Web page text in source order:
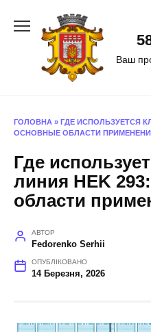
Ваш
ГОЛОВНА » ГДЕ ИСПОЛЬЗУЕТСЯ
ОСНОВНЫЕ ОБЛАСТИ
Где
линия HEK
области
АВТОР
Fedorenko Serhii
ОПУБЛІКОВАНО
14 Березня, 2026